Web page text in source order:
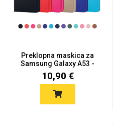
Preklopna maskica za
Samsung Galaxy A53 -
Više...
10,90 €